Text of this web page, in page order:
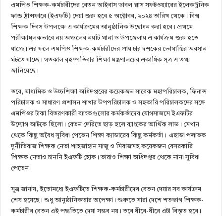
এমপিও শিক্ষক-কর্মচারীদের বেতন আইবাস ডাবল প্লাস সফটওয়্যারের ইলেকট্রনিক
ফান্ড ট্রান্সফারে (ইএফটি) দেয়া শুরু হবে ৫ অক্টোবর, ২০২৪ তারিখ থেকে। বিশ্ব
শিক্ষক দিবস উপলক্ষে এ কার্যক্রমের আনুষ্ঠানিক উদ্বোধন করা হবে। প্রথমে
পরীক্ষামূলকভাবে নয় অঞ্চলের নয়টি থানা ও উপজেলায় এ কার্যক্রম শুরু হতে
যাচ্ছে। এর ফলে এমপিও শিক্ষক-কর্মচারীদের প্রায় চার দশকের ভোগান্তির অবসান
ঘটতে যাচ্ছে। গতকাল বৃহস্পতিবার শিক্ষা মন্ত্রণালয়ের একাধিক সূত্র এ তথ্য
জানিয়েছে।
তবে, মাধ্যমিক ও উচ্চশিক্ষা অধিদপ্তরের কয়েকজন সাবেক মহাপরিচালক, ফিনান্স
পরিচালক ও সাধারণ প্রশাসন শাখার উপপরিচালক ও সহকারি পরিচালকদের সঙ্গে
এমপিওর টাকা বিতরণকারী ব্যাংকগুলোর কর্মকর্তাদের যোগসাজসে ইএফটির
উদ্যোগ আটকে ছিলো। বেতন দেরিতে ছাড় হলে ব্যাংকের আর্থিক লাভ। সেখান
থেকে কিছু অবৈধ সুবিধা পেতেন শিক্ষা ক্যাডারের কিছু কর্মকর্তা। এছাড়া পলাতক
দুর্নীতিবাজ শিক্ষক নেতা শাহজাহান সাজু ও সিরাজসহ কয়েকজন বেসরকারি
শিক্ষক নেতাও চাননি ইএফটি হোক। তারাও শিক্ষা অধিদপ্তর থেকে নানা সুবিধা
পেতেন।
সূত্র জানায়, ইতোমধ্যে ইএফটিতে শিক্ষক-কর্মচারীদের বেতন দেয়ার সব কার্যক্রম
শেষ হয়েছে। শুধু আনুষ্ঠানিকতার অপেক্ষা। শুরুতে সারা দেশে শতভাগ শিক্ষক-
কর্মচারীর বেতন এই পদ্ধতিতে দেয়া সম্ভব নয়। তবে ধীরে-ধীরে এটা বিস্তৃত হবে।